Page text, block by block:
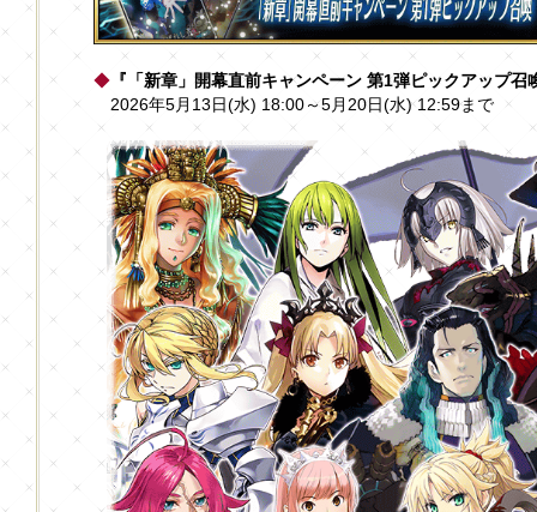
◆ 『「新章」開幕直前キャンペーン 第1弾ピックアップ召
2026年5月13日(水) 18:00～5月20日(水) 12:59まで